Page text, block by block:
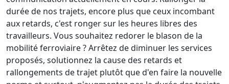
durée de nos trajets, encore plus que ceux incombant
aux retards, c'est ronger sur les heures libres des
travailleurs. Vous souhaitez redorer le blason de la
mobilité ferroviaire ? Arrêtez de diminuer les services
proposés, solutionnez la cause des retards et
rallongements de trajet plutôt que d'en faire la nouvelle